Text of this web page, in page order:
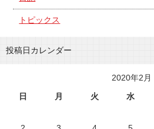
トピックス
投稿日カレンダー
2020年2月
日
月 火 水